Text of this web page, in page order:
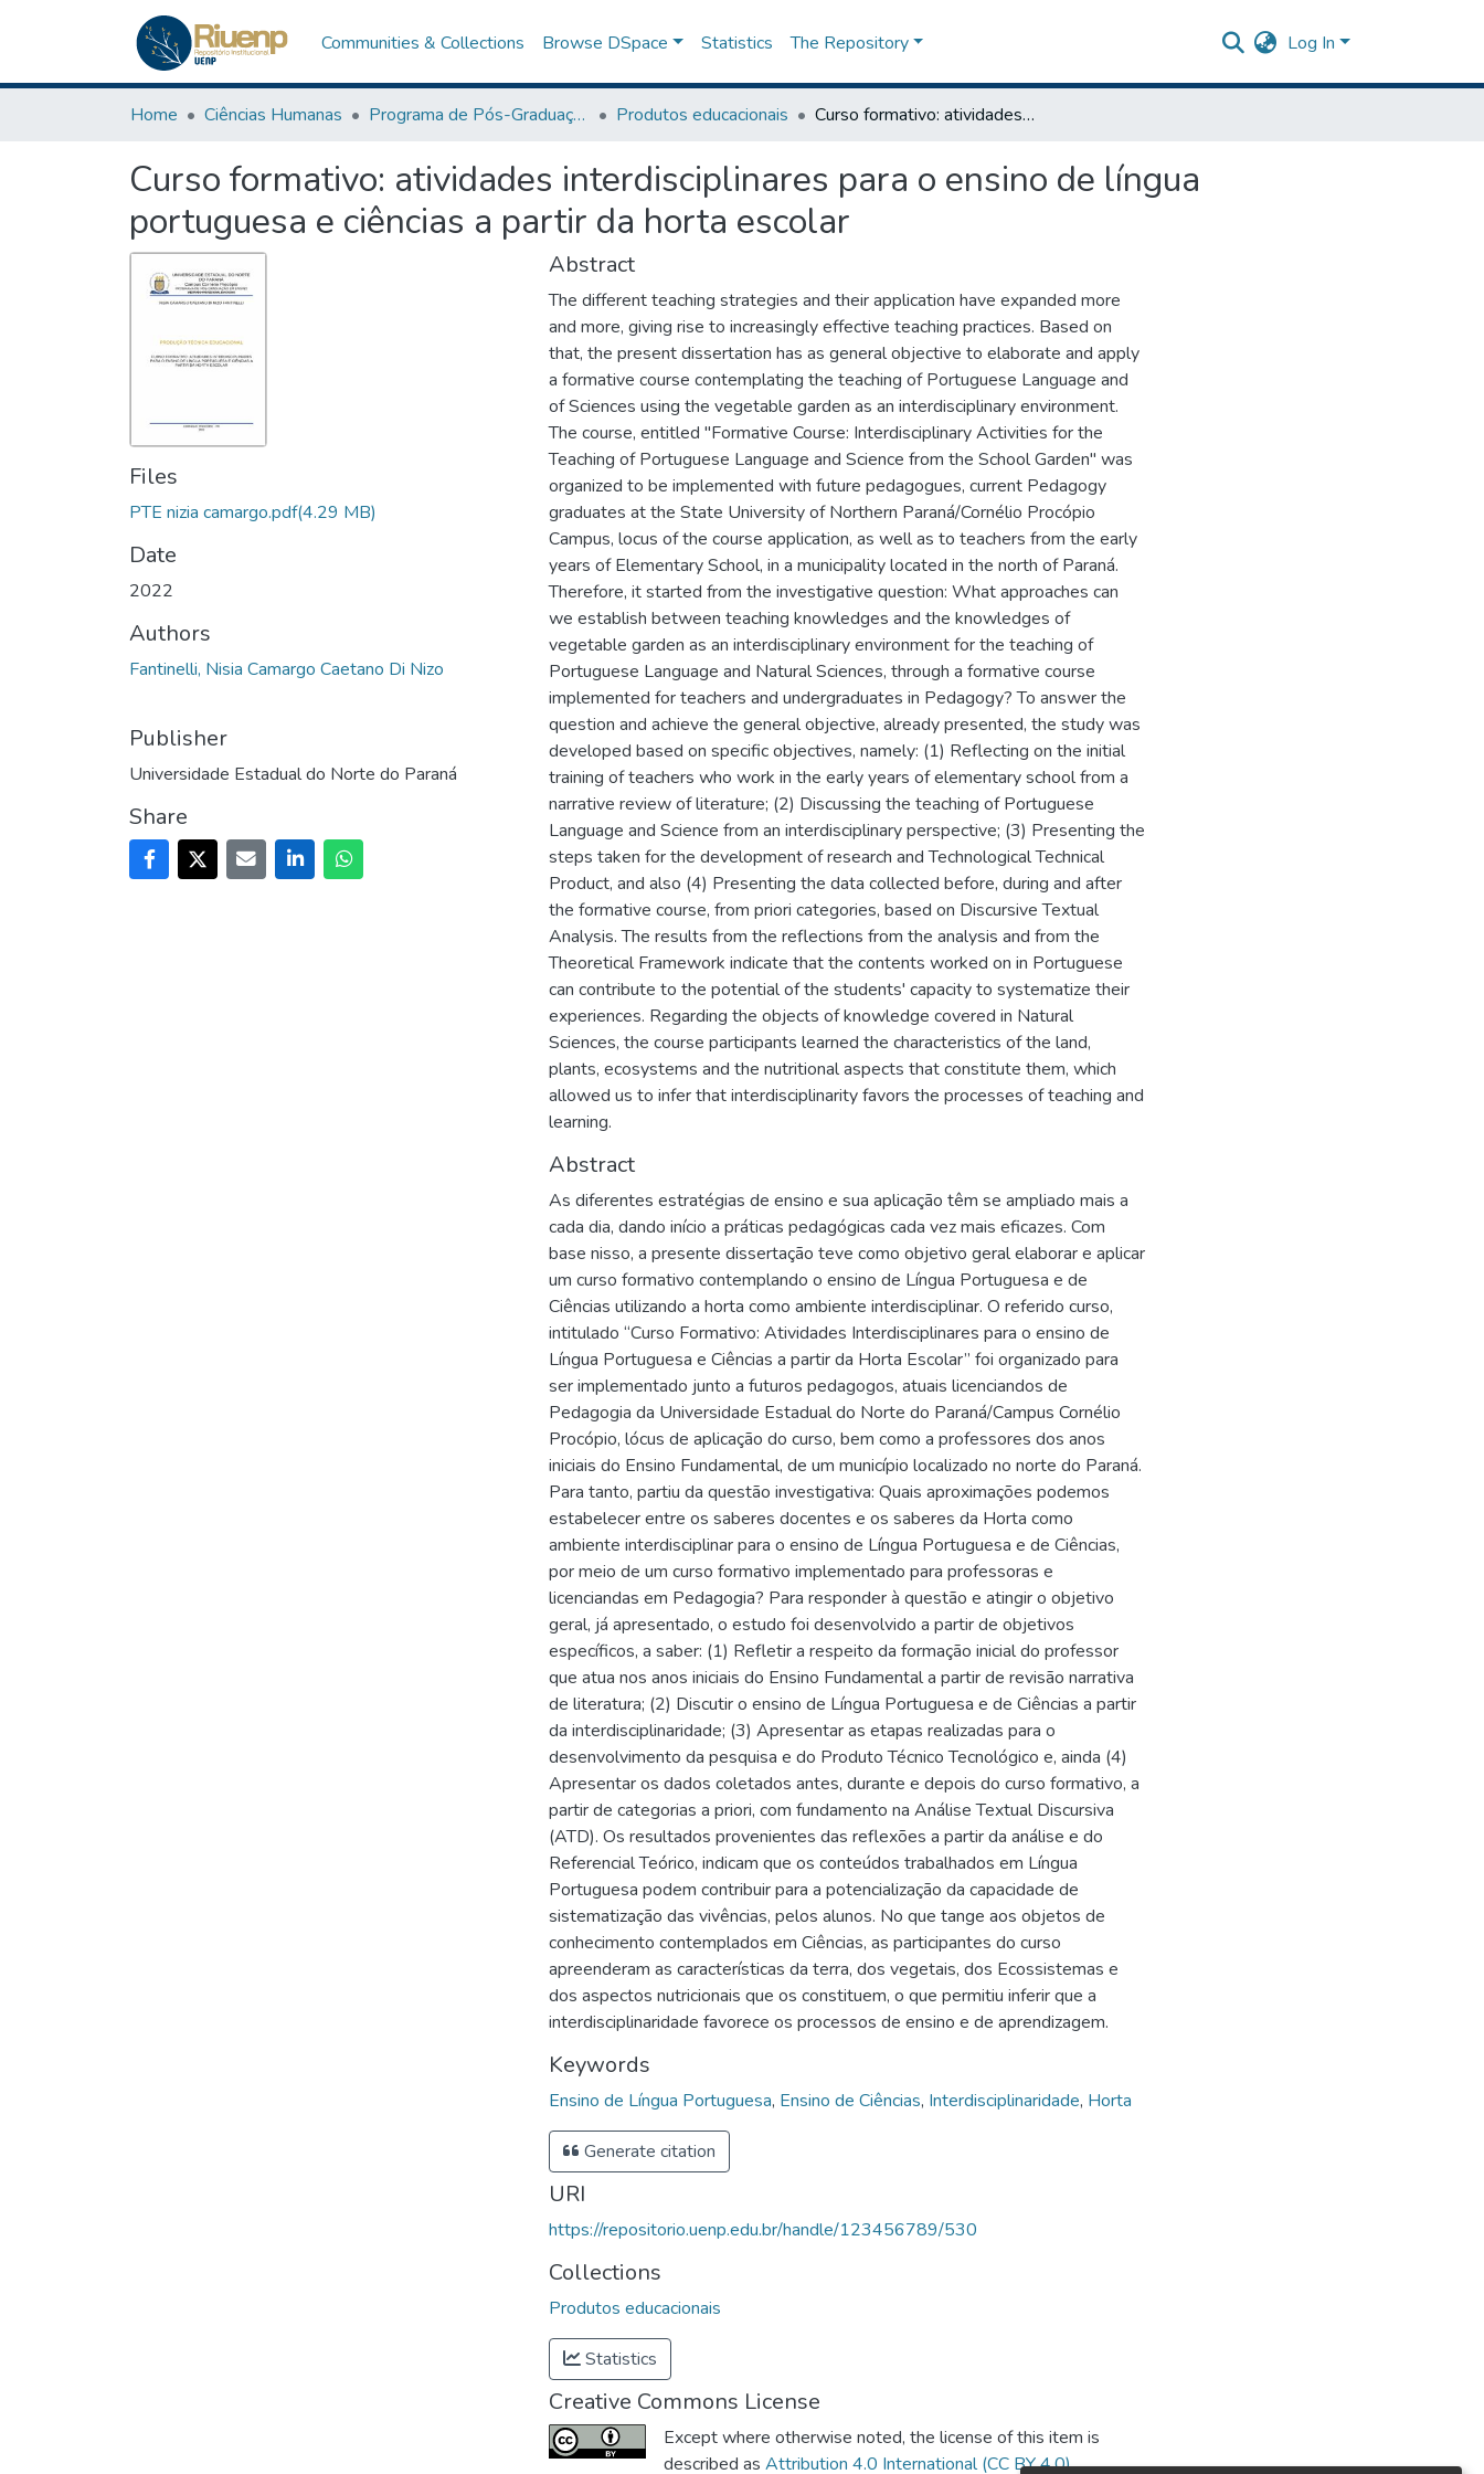
Communities & Collections Browse DSpace Statistics The Repository Log In
Home Ciências Humanas Programa de Pós-Graduação em Ensino Produtos educacionais Curso formativo: atividades interdisciplinares para o ensino de língua portuguesa e ciências a partir da horta escolar
Curso formativo: atividades interdisciplinares para o ensino de língua
portuguesa e ciências a partir da horta escolar
Files
PTE nizia camargo.pdf(4.29 MB)
Date
2022
Authors
Fantinelli, Nisia Camargo Caetano Di Nizo
Publisher
Universidade Estadual do Norte do Paraná
Share
Abstract
The different teaching strategies and their application have expanded more
and more, giving rise to increasingly effective teaching practices. Based on
that, the present dissertation has as general objective to elaborate and apply
a formative course contemplating the teaching of Portuguese Language and
of Sciences using the vegetable garden as an interdisciplinary environment.
The course, entitled "Formative Course: Interdisciplinary Activities for the
Teaching of Portuguese Language and Science from the School Garden" was
organized to be implemented with future pedagogues, current Pedagogy
graduates at the State University of Northern Paraná/Cornélio Procópio
Campus, locus of the course application, as well as to teachers from the early
years of Elementary School, in a municipality located in the north of Paraná.
Therefore, it started from the investigative question: What approaches can
we establish between teaching knowledges and the knowledges of
vegetable garden as an interdisciplinary environment for the teaching of
Portuguese Language and Natural Sciences, through a formative course
implemented for teachers and undergraduates in Pedagogy? To answer the
question and achieve the general objective, already presented, the study was
developed based on specific objectives, namely: (1) Reflecting on the initial
training of teachers who work in the early years of elementary school from a
narrative review of literature; (2) Discussing the teaching of Portuguese
Language and Science from an interdisciplinary perspective; (3) Presenting the
steps taken for the development of research and Technological Technical
Product, and also (4) Presenting the data collected before, during and after
the formative course, from priori categories, based on Discursive Textual
Analysis. The results from the reflections from the analysis and from the
Theoretical Framework indicate that the contents worked on in Portuguese
can contribute to the potential of the students' capacity to systematize their
experiences. Regarding the objects of knowledge covered in Natural
Sciences, the course participants learned the characteristics of the land,
plants, ecosystems and the nutritional aspects that constitute them, which
allowed us to infer that interdisciplinarity favors the processes of teaching and
learning.
Abstract
As diferentes estratégias de ensino e sua aplicação têm se ampliado mais a
cada dia, dando início a práticas pedagógicas cada vez mais eficazes. Com
base nisso, a presente dissertação teve como objetivo geral elaborar e aplicar
um curso formativo contemplando o ensino de Língua Portuguesa e de
Ciências utilizando a horta como ambiente interdisciplinar. O referido curso,
intitulado “Curso Formativo: Atividades Interdisciplinares para o ensino de
Língua Portuguesa e Ciências a partir da Horta Escolar” foi organizado para
ser implementado junto a futuros pedagogos, atuais licenciandos de
Pedagogia da Universidade Estadual do Norte do Paraná/Campus Cornélio
Procópio, lócus de aplicação do curso, bem como a professores dos anos
iniciais do Ensino Fundamental, de um município localizado no norte do Paraná.
Para tanto, partiu da questão investigativa: Quais aproximações podemos
estabelecer entre os saberes docentes e os saberes da Horta como
ambiente interdisciplinar para o ensino de Língua Portuguesa e de Ciências,
por meio de um curso formativo implementado para professoras e
licenciandas em Pedagogia? Para responder à questão e atingir o objetivo
geral, já apresentado, o estudo foi desenvolvido a partir de objetivos
específicos, a saber: (1) Refletir a respeito da formação inicial do professor
que atua nos anos iniciais do Ensino Fundamental a partir de revisão narrativa
de literatura; (2) Discutir o ensino de Língua Portuguesa e de Ciências a partir
da interdisciplinaridade; (3) Apresentar as etapas realizadas para o
desenvolvimento da pesquisa e do Produto Técnico Tecnológico e, ainda (4)
Apresentar os dados coletados antes, durante e depois do curso formativo, a
partir de categorias a priori, com fundamento na Análise Textual Discursiva
(ATD). Os resultados provenientes das reflexões a partir da análise e do
Referencial Teórico, indicam que os conteúdos trabalhados em Língua
Portuguesa podem contribuir para a potencialização da capacidade de
sistematização das vivências, pelos alunos. No que tange aos objetos de
conhecimento contemplados em Ciências, as participantes do curso
apreenderam as características da terra, dos vegetais, dos Ecossistemas e
dos aspectos nutricionais que os constituem, o que permitiu inferir que a
interdisciplinaridade favorece os processos de ensino e de aprendizagem.
Keywords
Ensino de Língua Portuguesa, Ensino de Ciências, Interdisciplinaridade, Horta
Generate citation
URI
https://repositorio.uenp.edu.br/handle/123456789/530
Collections
Produtos educacionais
Statistics
Creative Commons License
Except where otherwise noted, the license of this item is
described as Attribution 4.0 International (CC BY 4.0)